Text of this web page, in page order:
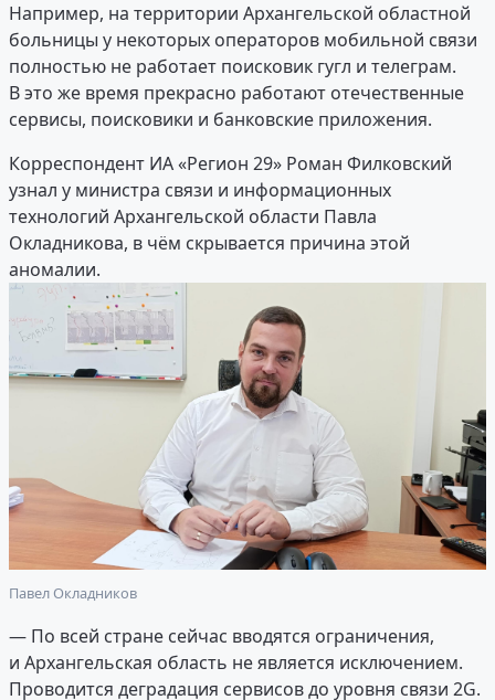
Например, на территории Архангельской областной
больницы у некоторых операторов мобильной связи
полностью не работает поисковик гугл и телеграм.
В это же время прекрасно работают отечественные
сервисы, поисковики и банковские приложения.
Корреспондент ИА «Регион 29» Роман Филковский
узнал у министра связи и информационных
технологий Архангельской области Павла
Окладникова, в чём скрывается причина этой
аномалии.
Павел Окладников
— По всей стране сейчас вводятся ограничения,
и Архангельская область не является исключением.
Проводится деградация сервисов до уровня связи 2G.